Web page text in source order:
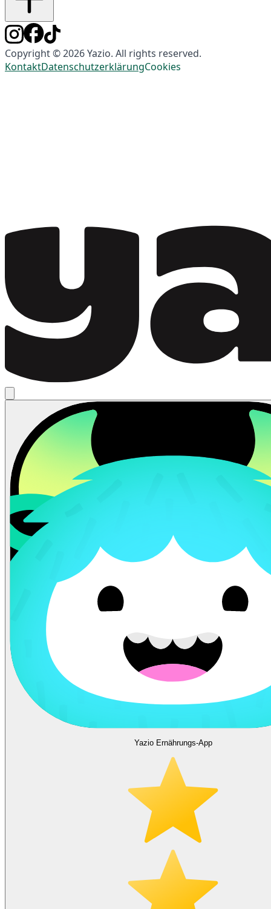
Copyright © 2026 Yazio. All rights reserved.
KontaktDatenschutzerklärungCookies
Yazio Ernährungs-App